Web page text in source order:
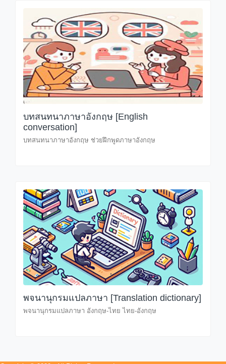
บทสนทนาภาษาอังกฤษ [English
conversation]
บทสนทนาภาษาอังกฤษ ช่วยฝึกพูดภาษาอังกฤษ
พจนานุกรมแปลภาษา [Translation dictionary]
พจนานุกรมแปลภาษา อังกฤษ-ไทย ไทย-อังกฤษ